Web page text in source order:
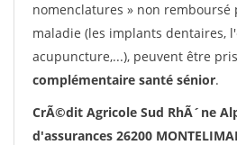
nomenclatures » non remboursé
maladie (les implants dentaires,
acupuncture,...), peuvent être
complémentaire santé sénior.
CrÃ©dit Agricole Sud RhÃ´ne
d'assurances 26200